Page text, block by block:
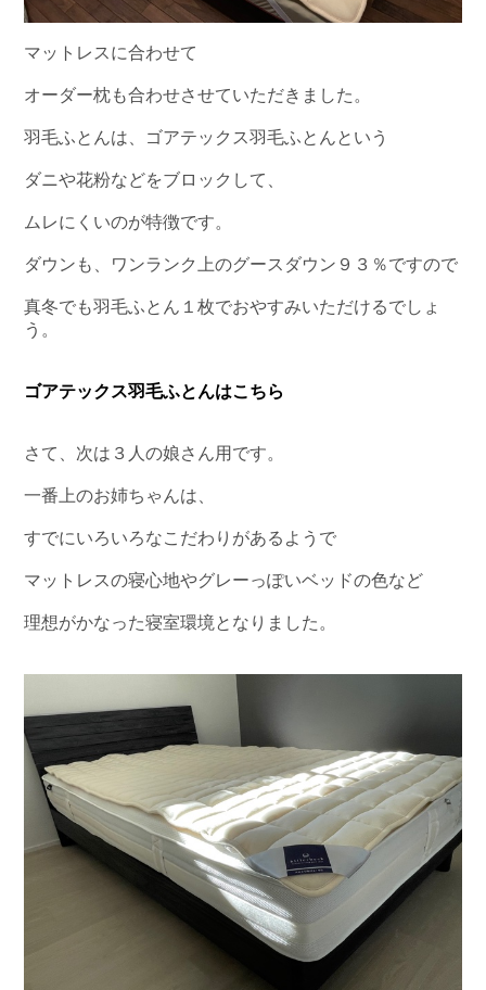
マットレスに合わせて
オーダー枕も合わせさせていただきました。
羽毛ふとんは、ゴアテックス羽毛ふとんという
ダニや花粉などをブロックして、
ムレにくいのが特徴です。
ダウンも、ワンランク上のグースダウン９３％ですので
真冬でも羽毛ふとん１枚でおやすみいただけるでしょ
う。
ゴアテックス羽毛ふとんはこちら
さて、次は３人の娘さん用です。
一番上のお姉ちゃんは、
すでにいろいろなこだわりがあるようで
マットレスの寝心地やグレーっぽいベッドの色など
理想がかなった寝室環境となりました。